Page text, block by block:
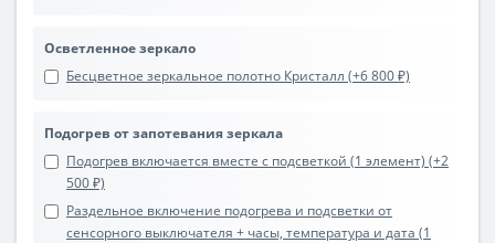
Осветленное зеркало
Бесцветное зеркальное полотно Кристалл (+6 800 ₽)
Подогрев от запотевания зеркала
Подогрев включается вместе с подсветкой (1 элемент) (+2
500 ₽)
Раздельное включение подогрева и подсветки от
сенсорного выключателя + часы, температура и дата (1